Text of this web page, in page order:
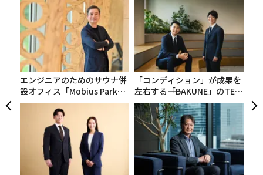
caradvice.com.au
エンジニアのためのサウナ併
設オフィス「Mobius Park」
がオープン──タマディック
が健康経営を徹底する理由
「コンディション」が成果を
左右する――「BAKUNE」のTEN
TIALが支える「挑戦者の明
日」